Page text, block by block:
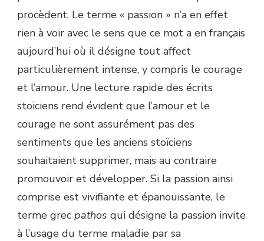
procèdent. Le terme « passion » n’a en effet
rien à voir avec le sens que ce mot a en français
aujourd’hui où il désigne tout affect
particulièrement intense, y compris le courage
et l’amour. Une lecture rapide des écrits
stoïciens rend évident que l’amour et le
courage ne sont assurément pas des
sentiments que les anciens stoïciens
souhaitaient supprimer, mais au contraire
promouvoir et développer. Si la passion ainsi
comprise est vivifiante et épanouissante, le
terme grec pathos qui désigne la passion invite
à l’usage du terme maladie par sa